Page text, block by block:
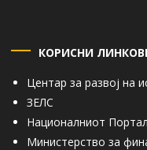
КОРИСНИ
Центар за развој на
ЗЕЛС
Националниот
Министерство за